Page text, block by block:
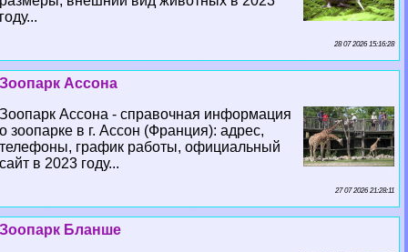
году...
28 07 2026 15:16:28
Зоопарк Ассона
Зоопарк Ассона - справочная информация
о зоопарке в г. Ассон (Франция): адрес,
телефоны, график работы, официальный
сайт в 2023 году...
27 07 2026 21:28:11
Зоопарк Бланше